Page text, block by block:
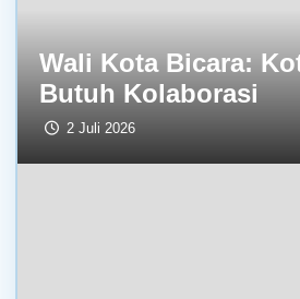
Wali Kota Bicara:
Butuh Kolaborasi
2 Juli 2026